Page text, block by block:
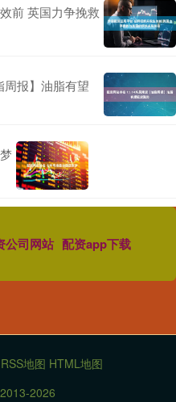
前 英国力争挽救
周报】油脂有望
公司网站 配资app下载
RSS地图 HTML地图
2026